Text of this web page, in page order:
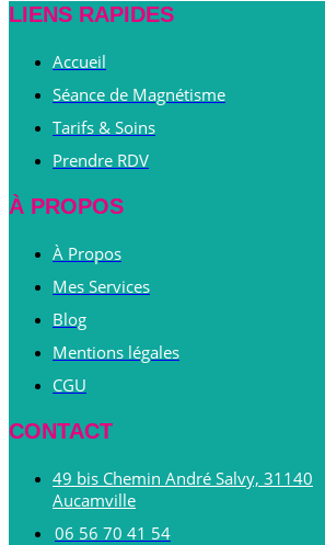
LIENS RAPIDES
Accueil
Séance de Magnétisme
Tarifs & Soins
Prendre RDV
À PROPOS
À Propos
Mes Services
Blog
Mentions légales
CGU
CONTACT
49 bis Chemin André Salvy, 31140
Aucamville
06 56 70 41 54